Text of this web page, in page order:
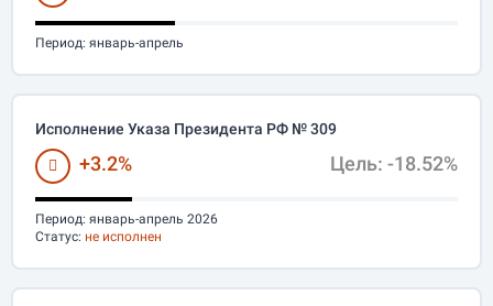
Период: январь-апрель
Исполнение Указа Президента РФ № 309
+3.2% Цель: -18.52%
Период: январь-апрель 2026
Статус: не исполнен